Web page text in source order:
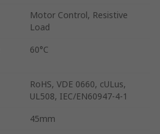
Motor Control, Resistive
Load
60°C
RoHS, VDE 0660, cULus,
UL508, IEC/EN60947-4-1
45mm